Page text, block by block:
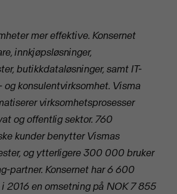
mer effektive. Konsernet
innkjøpsløsninger,
butikkdataløsninger, samt IT-
konsulentvirksomhet. Visma
virksomhetsprosesser
og offentlig sektor. 760
kunder benytter Vismas
og ytterligere 300 000 bruker
partner. Konsernet har 6 600
2016 en omsetning på NOK 7 855